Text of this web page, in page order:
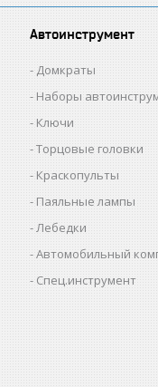
Автоинструмент
Домкраты
Наборы
Ключи
Торцовые головки
Краскопульты
Паяльные лампы
Лебедки
Автомобильный
Спец.инструмент